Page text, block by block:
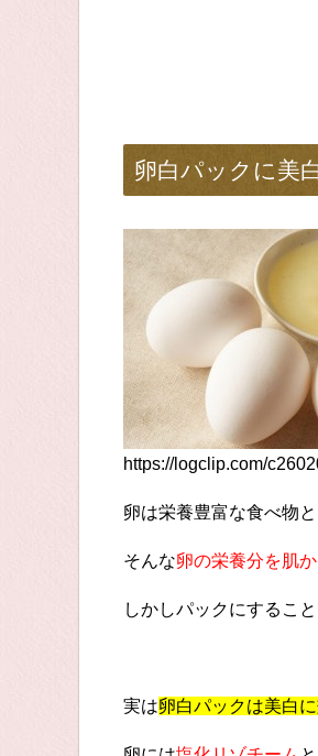
卵白パックに美
https://logclip.com/
卵は栄養豊富な食べ物と
そんな卵の栄養分を肌
しかしパックにするこ
実は卵白パックは美白